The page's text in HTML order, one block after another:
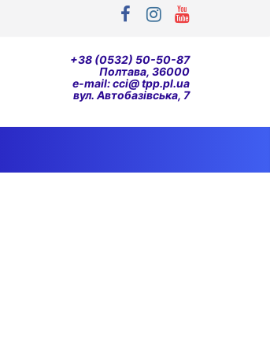
+38 (0532) 50-50-87
Полтава, 36000
e-mail: cci@ tpp.pl.ua
вул. Автобазівська, 7